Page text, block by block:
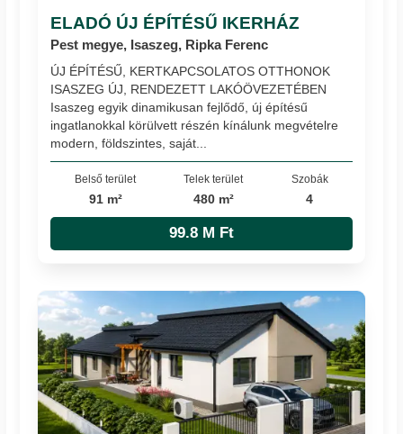
ELADÓ ÚJ ÉPÍTÉSŰ IKERHÁZ
Pest megye, Isaszeg, Ripka Ferenc
ÚJ ÉPÍTÉSŰ, KERTKAPCSOLATOS OTTHONOK
ISASZEG ÚJ, RENDEZETT LAKÓÖVEZETÉBEN
Isaszeg egyik dinamikusan fejlődő, új építésű
ingatlanokkal körülvett részén kínálunk megvételre
modern, földszintes, saját...
Belső terület
91 m²
Telek terület
480 m²
Szobák
4
99.8 M Ft